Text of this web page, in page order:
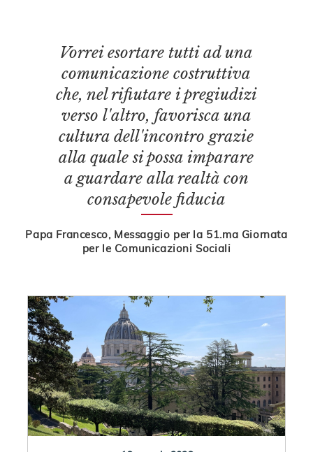
Vorrei esortare tutti ad una
comunicazione costruttiva
che, nel rifiutare i pregiudizi
verso l'altro, favorisca una
cultura dell'incontro grazie
alla quale si possa imparare
a guardare alla realtà con
consapevole fiducia
Papa Francesco, Messaggio per la 51.ma Giornata
per le Comunicazioni Sociali